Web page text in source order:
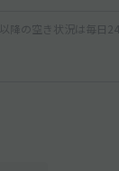
以降の空き状況は毎日